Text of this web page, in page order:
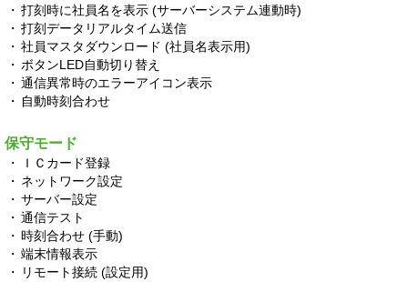
・ 打刻時に社員名を表示 (サーバーシステム連動時)
・ 打刻データリアルタイム送信
・ 社員マスタダウンロード (社員名表示用)
・ ボタンLED自動切り替え
・ 通信異常時のエラーアイコン表示
・ 自動時刻合わせ
保守モード
・
ＩＣカード登録
・ ネットワーク設定
・ サーバー設定
・ 通信テスト
・ 時刻合わせ (手動)
・ 端末情報表示
・
リモート接続 (設定用)